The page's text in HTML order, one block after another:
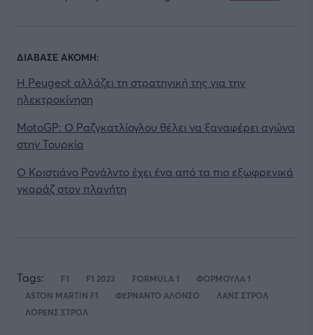
ΔΙΑΒΑΣΕ ΑΚΟΜΗ:
Η Peugeot αλλάζει τη στρατηγική της για την
ηλεκτροκίνηση
MotoGP: Ο Ραζγκατλίογλου θέλει να ξαναφέρει αγώνα
στην Τουρκία
Ο Κριστιάνο Ρονάλντο έχει ένα από τα πιο εξωφρενικά
γκαράζ στον πλανήτη
Tags: F1 F1 2023 FORMULA 1
ΦΟΡΜΟΥΛΑ 1
ASTON MARTIN F1
ΦΕΡΝΑΝΤΟ ΑΛΟΝΣΟ
ΛΑΝΣ ΣΤΡΟΛ
ΛΟΡΕΝΣ ΣΤΡΟΛ